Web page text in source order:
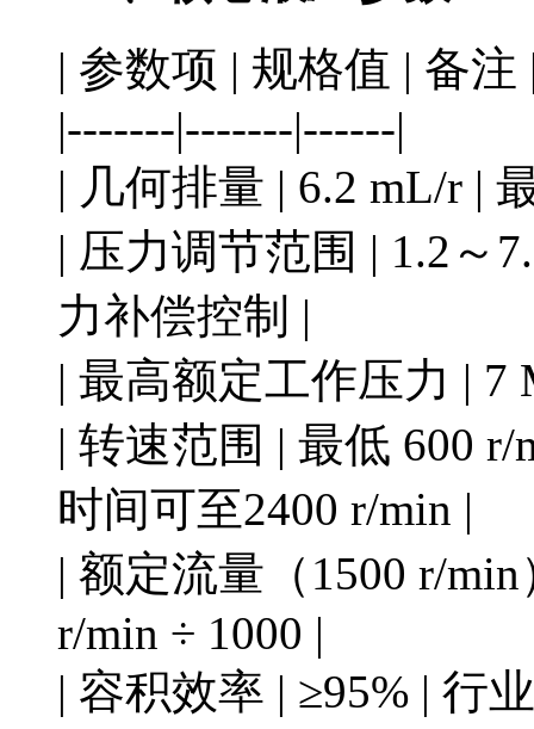
| 参数项 | 规格值 | 备注
|-------|-------|------|
| 几何排量 | 6.2 mL/r |
| 压力调节范围 | 1.2～
力补偿控制 |
| 最高额定工作压力 | 7
| 转速范围 | 最低 600
时间可至2400 r/min |
| 额定流量（1500 r/
r/min ÷ 1000 |
| 容积效率 | ≥95% | 行